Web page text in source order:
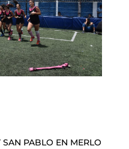
PABLO EN MERLO